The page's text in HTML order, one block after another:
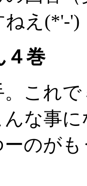
ねえ(*'-')
巻
これ
な事
のが